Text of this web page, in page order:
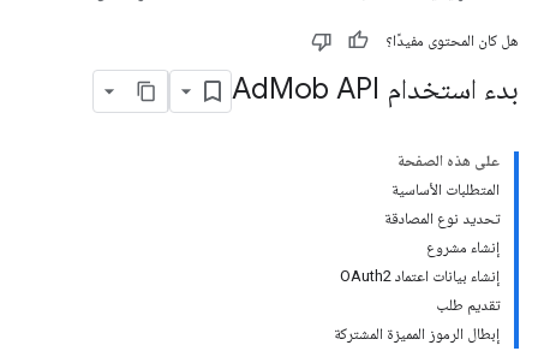
هل كان المحتوى مفيدًا؟
بدء استخدام Ad Mob API
على هذه الصفحة
المتطلبات الأساسية
تحديد نوع المصادقة
إنشاء مشروع
إنشاء بيانات اعتماد OAuth2
تقديم طلب
إبطال الرموز المميزة المشتركة